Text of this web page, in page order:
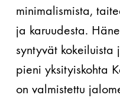
minimalismista,
ja karuudesta.
syntyvät
pieni yksityiskohta
on valmistettu